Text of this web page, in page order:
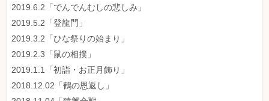
2019.6.2「でんでんむしの悲しみ」
2019.5.2「登龍門」
2019.3.2「ひな祭りの始まり」
2019.2.3「鼠の相撲」
2019.1.1「初詣・お正月飾り」
2018.12.02「鶴の恩返し」